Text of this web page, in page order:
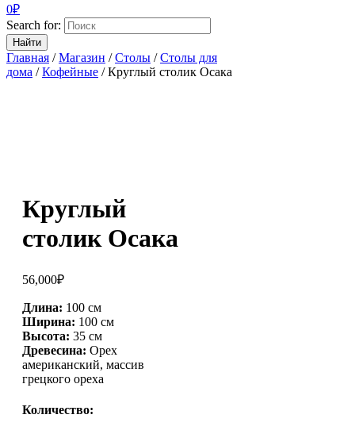
0₽
Search for:
Главная /Магазин /Столы /Столы для
дома /Кофейные / Круглый столик Осака
Круглый
столик Осака
56,000₽
Длина: 100 см
Ширина: 100 см
Высота: 35 см
Древесина: Орех
американский, массив
грецкого ореха
Количество: